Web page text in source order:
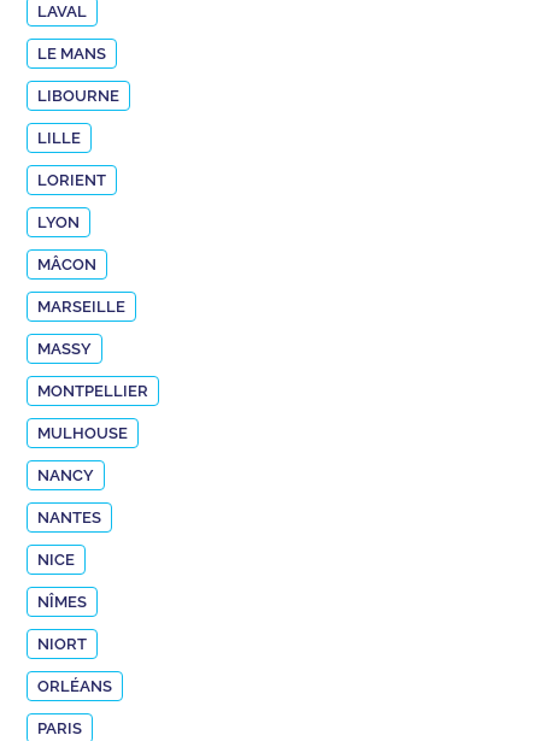
LAVAL
LE MANS
LIBOURNE
LILLE
LORIENT
LYON
MÂCON
MARSEILLE
MASSY
MONTPELLIER
MULHOUSE
NANCY
NANTES
NICE
NÎMES
NIORT
ORLÉANS
PARIS